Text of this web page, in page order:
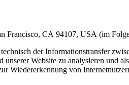
Francisco, CA 94107, USA (im
der Informationstransfer
Website zu analysieren und
Wiedererkennung von